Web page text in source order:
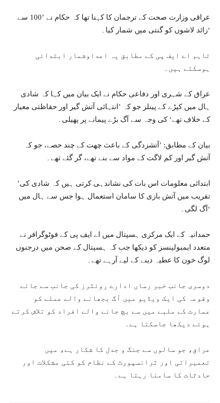
عراقی وزارت صحت کے ترجمان کا کہنا تھا کہ حکام نے ’100 سے
زائد لاشوں کو گنتی میں شمار کیا۔‘
تاہم اے ایف پی کے مطابق یہ اعداوشمار ابتدائی
ہوسکتے ہیں۔
عراق کے شہری اور دفاعی حکام نے ایک بیان میں کہا کہ شادی
ہال میں کپڑے کے پینلز جو کہ ’انتہائی آتش گیر اور حفاظتی معیار
کے خلاف تھے‘ کی وجہ سے آگ بڑے پیمانے پر پھیلی۔
بیان کے مطابق: ’آتشزدگی کے باعث چھت کے چند حصے، جو کہ
آتش گیر اور کم لاگت کے مواد سے بنے تھے، گر گئے تھے۔
’ابتدائی معلومات اس بات کی نشاندہی کرتی ہیں کہ شادی کی
تقریب میں آتش بازی کا سامان استعمال ہوا جس سے ہال میں
آگ لگی۔‘
حمدانیہ کے ایک مرکزی ہسپتال میں اے ایف پی کے فوٹوگرافر نے
متعدد ایمبولینسز کو دیکھا جب کہ ہسپتال کے صحن میں درجنوں
لوگ خون کا عطیہ دینے کے لیے آرہے تھے۔
دوسری جانب خبر رساں ادارے روئٹرز کی جانب سے جائے
وقوعہ کی ایک ویڈیو میں آگ بجھانے والے عملے کو
عمارت کے ملبے میں سے بچ جانے والے افراد کو تلاش کرتے
ہوئے دیکھا جاسکتا ہے۔
عراق، جو سالوں سے جنگ و جدل کا شکار ہے، میں
تعمیراتی اور ٹرانسپورٹ کے نظام کو کئی مشکلات اور
حادثات کا سامنا رہتا ہے۔